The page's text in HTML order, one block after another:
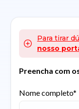
Para tirar
nosso
Preencha com
Nome completo*